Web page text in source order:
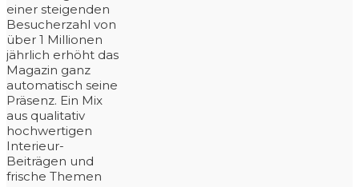
einer steigenden
Besucherzahl von
über 1 Millionen
jährlich erhöht das
Magazin ganz
automatisch seine
Präsenz. Ein Mix
aus qualitativ
hochwertigen
Interieur-
Beiträgen und
frische Themen